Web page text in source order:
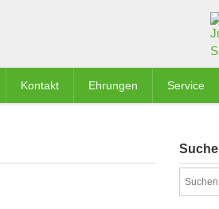
Kontakt Ehrungen Service
Suche